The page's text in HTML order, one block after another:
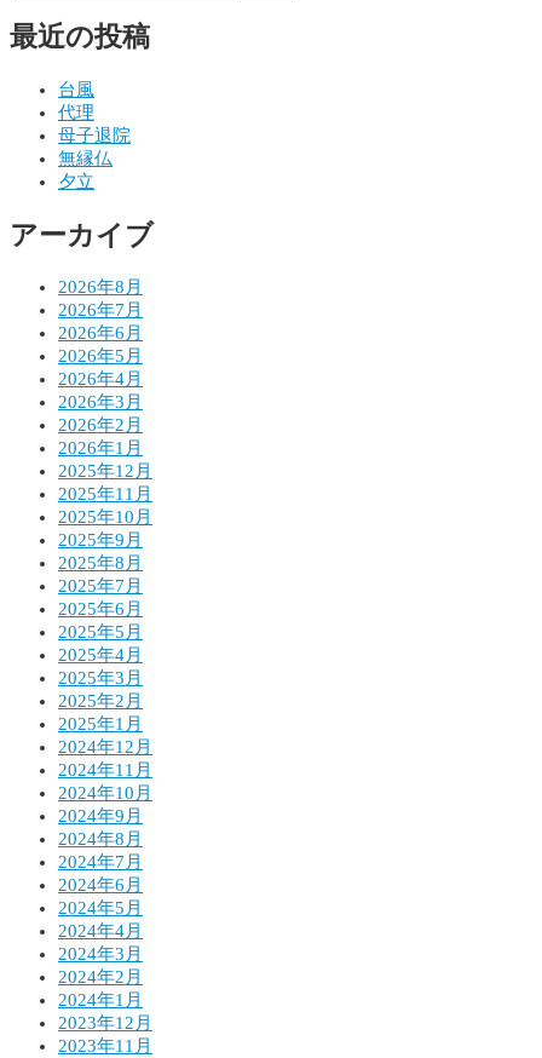
ビ
ン
最近の投稿
台風
代理
母子退院
無縁仏
夕立
アーカイブ
2026年8月
2026年7月
2026年6月
2026年5月
2026年4月
2026年3月
2026年2月
2026年1月
2025年12月
2025年11月
2025年10月
2025年9月
2025年8月
2025年7月
2025年6月
2025年5月
2025年4月
2025年3月
2025年2月
2025年1月
2024年12月
2024年11月
2024年10月
2024年9月
2024年8月
2024年7月
2024年6月
2024年5月
2024年4月
2024年3月
2024年2月
2024年1月
2023年12月
2023年11月